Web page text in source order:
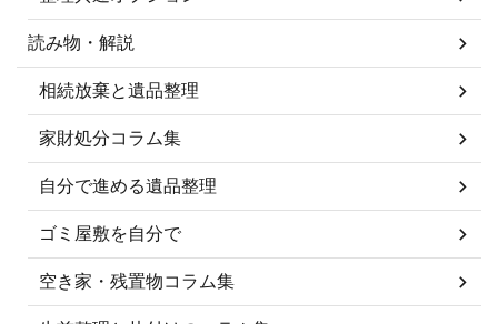
読み物・解説
相続放棄と遺品整理
家財処分コラム集
自分で進める遺品整理
ゴミ屋敷を自分で
空き家・残置物コラム集